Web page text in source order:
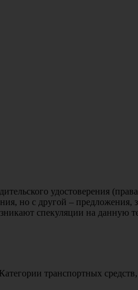
удостоверения
но с другой –
спекуляции на данную
транспортных